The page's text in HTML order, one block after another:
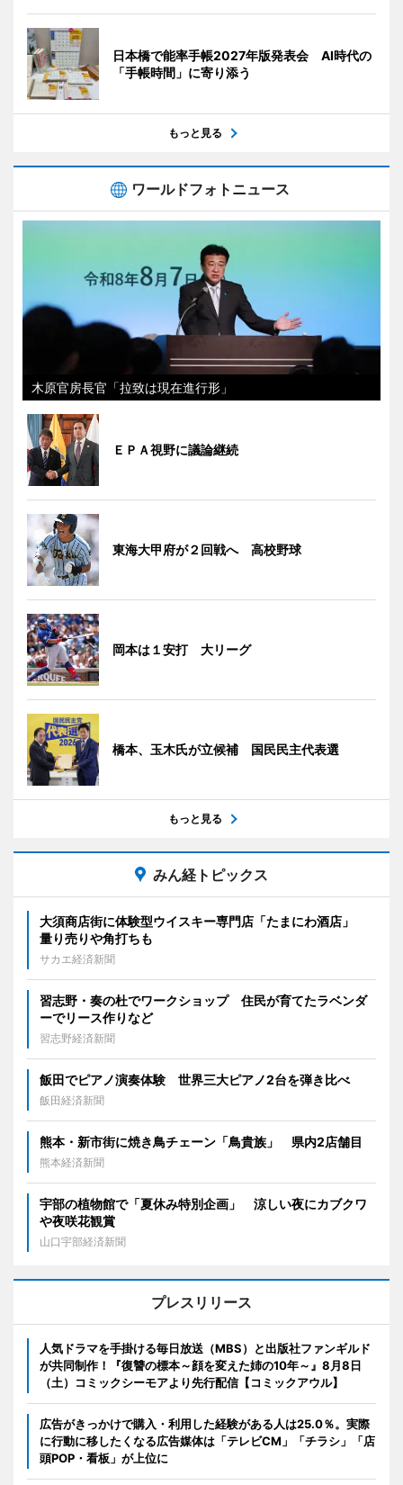
日本橋で能率手帳2027年版発表会 AI時代の
「手帳時間」に寄り添う
もっと見る
ワールドフォトニュース
木原官房長官「拉致は現在進行形」
ＥＰＡ視野に議論継続
東海大甲府が２回戦へ 高校野球
岡本は１安打 大リーグ
橋本、玉木氏が立候補 国民民主代表選
もっと見る
みん経トピックス
大須商店街に体験型ウイスキー専門店「たまにわ酒店」
量り売りや角打ちも
サカエ経済新聞
習志野・奏の杜でワークショップ 住民が育てたラベンダ
ーでリース作りなど
習志野経済新聞
飯田でピアノ演奏体験 世界三大ピアノ2台を弾き比べ
飯田経済新聞
熊本・新市街に焼き鳥チェーン「鳥貴族」 県内2店舗目
熊本経済新聞
宇部の植物館で「夏休み特別企画」 涼しい夜にカブクワ
や夜咲花観賞
山口宇部経済新聞
プレスリリース
人気ドラマを手掛ける毎日放送（MBS）と出版社ファンギルド
が共同制作！『復讐の標本～顔を変えた姉の10年～』8月8日
（土）コミックシーモアより先行配信【コミックアウル】
広告がきっかけで購入・利用した経験がある人は25.0％。実際
に行動に移したくなる広告媒体は「テレビCM」「チラシ」「店
頭POP・看板」が上位に